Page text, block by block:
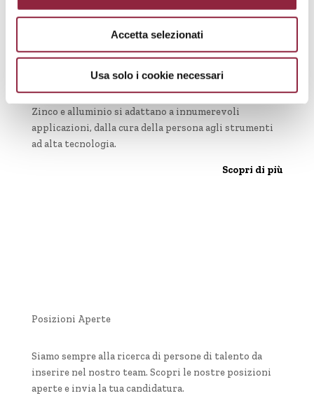
Accetta selezionati
Usa solo i cookie necessari
Componenti ad alte prestazioni con precisione,
resistenza all’usura e controllo delle vibrazioni.
Scopri di più
08. Altri settori
Zinco e alluminio si adattano a innumerevoli
applicazioni, dalla cura della persona agli strumenti
ad alta tecnologia.
Scopri di più
Posizioni Aperte
Siamo sempre alla ricerca di persone di talento da
inserire nel nostro team. Scopri le nostre posizioni
aperte e invia la tua candidatura.